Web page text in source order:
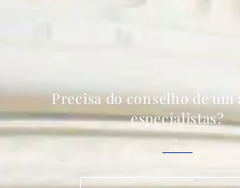
Precisa do conselho de um
especialistas?